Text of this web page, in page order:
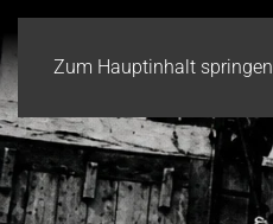
Zum Hauptinhalt springen